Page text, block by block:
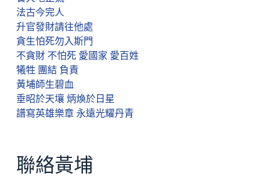
法古今完人
升官發財請往他處
貪生怕死勿入斯門
不貪財 不怕死 愛國家 愛百姓
犧牲 團結 負責
黃埔師生碧血
垂昭於天壤 炳煥於日星
譜寫英雄樂章 永遠光耀丹青
聯絡黃埔